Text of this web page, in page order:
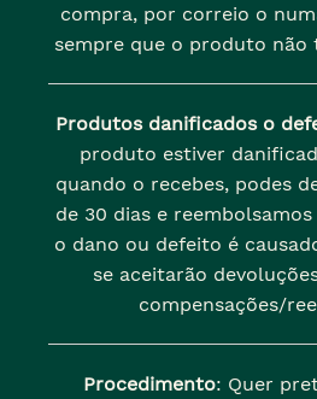
compra, por correio o
sempre que o produto não
Produtos danificados o
produto estiver
quando o recebes, podes
de 30 dias e
o dano ou defeito é
se aceitarão
compensações/
Procedimento: Quer